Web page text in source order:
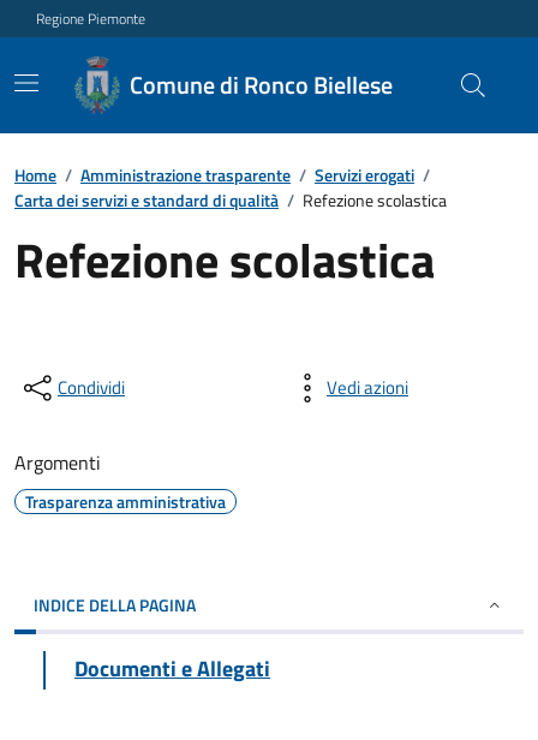
Regione Piemonte
Comune di Ronco Biellese
Home / Amministrazione trasparente / Servizi erogati /
Carta dei servizi e standard di qualità / Refezione scolastica
Refezione scolastica
Condividi Vedi azioni
Argomenti
Trasparenza amministrativa
INDICE DELLA PAGINA
Documenti e Allegati